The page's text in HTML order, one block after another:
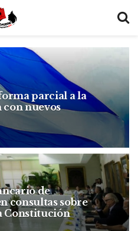
parcial a la
nuevos
de
consultas sobre
Constitución